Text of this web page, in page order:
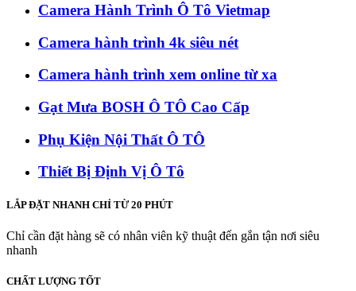
Camera Hành Trình Ô Tô Vietmap
Camera hành trình 4k siêu nét
Camera hành trình xem online từ xa
Gạt Mưa BOSH Ô TÔ Cao Cấp
Phụ Kiện Nội Thất Ô TÔ
Thiết Bị Định Vị Ô Tô
LẮP ĐẶT NHANH CHỈ TỪ 20 PHÚT
Chỉ cần đặt hàng sẽ có nhân viên kỹ thuật đến gắn tận nơi siêu
nhanh
CHẤT LƯỢNG TỐT